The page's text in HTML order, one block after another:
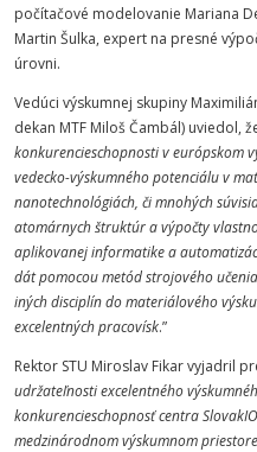
počítačové modelovanie Mariana
Martin Šulka, expert na presné
úrovni.
Vedúci výskumnej skupiny
dekan MTF Miloš Čambál) uviedol,
konkurencieschopnosti v európskom
vedecko-výskumného potenciálu v
nanotechnológiách, či mnohých
atomárnych štruktúr a výpočty
aplikovanej informatike a
dát pomocou metód strojového
iných disciplín do materiálového
excelentných pracovísk.”
Rektor STU Miroslav Fikar vyjadril
udržateľnosti excelentného
konkurencieschopnosť centra
medzinárodnom výskumnom